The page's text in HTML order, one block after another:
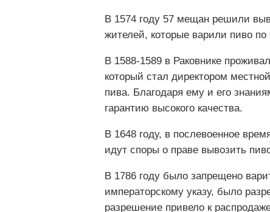
В 1574 году 57 мещан решили
жителей, которые варили пиво
В 1588-1589 в Раковнике
который стал директором
пива. Благодаря ему и его
гарантию высокого качества.
В 1648 году, в послевоенное
идут споры о праве вывозить
В 1786 году было запрещено
императорскому указу, было
разрешение привело к